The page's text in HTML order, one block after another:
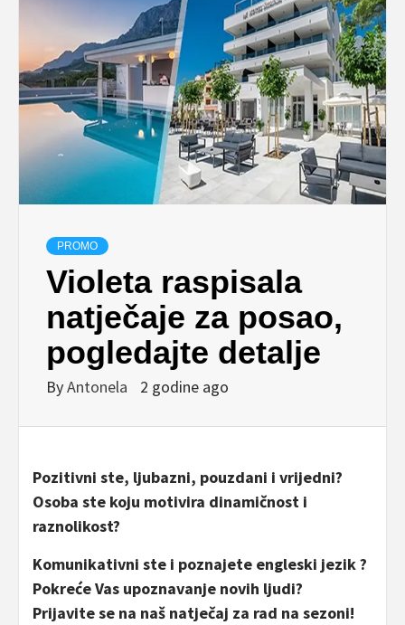
PROMO
Violeta raspisala
natječaje za posao,
pogledajte detalje
ByAntonela 2 godine ago
Pozitivni ste, ljubazni, pouzdani i vrijedni?
Osoba ste koju motivira dinamičnost i
raznolikost?
Komunikativni ste i poznajete engleski jezik ?
Pokreće Vas upoznavanje novih ljudi?
Prijavite se na naš natječaj za rad na sezoni!